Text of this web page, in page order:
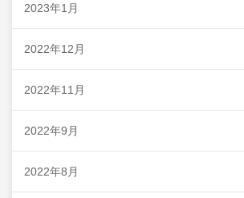
2023年1月
2022年12月
2022年11月
2022年9月
2022年8月